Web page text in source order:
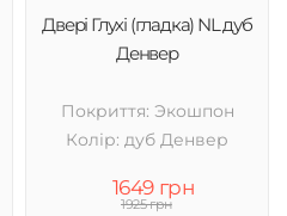
Двері Глухі (гладка) NL дуб
Денвер
Покриття: Экошпон
Колір: дуб Денвер
1649 грн
1925 грн